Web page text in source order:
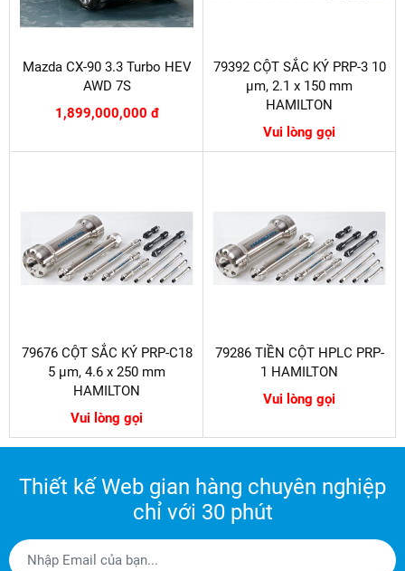
Mazda CX-90 3.3 Turbo HEV
AWD 7S
1,899,000,000 đ
79392 CỘT SẮC KÝ PRP-3 10
µm, 2.1 x 150 mm
HAMILTON
Vui lòng gọi
79676 CỘT SẮC KÝ PRP-C18
5 µm, 4.6 x 250 mm
HAMILTON
Vui lòng gọi
79286 TIỀN CỘT HPLC PRP-
1 HAMILTON
Vui lòng gọi
Thiết kế Web gian hàng chuyên nghiệp
chỉ với 30 phút